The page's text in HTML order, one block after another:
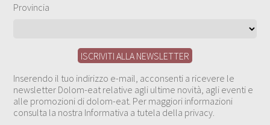
Provincia
Inserendo il tuo indirizzo e-mail, acconsenti a ricevere le
newsletter Dolom-eat relative agli ultime novità, agli eventi e
alle promozioni di dolom-eat. Per maggiori informazioni
consulta la nostra Informativa a tutela della privacy.